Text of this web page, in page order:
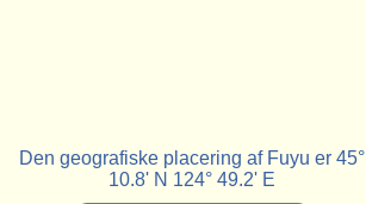
Den geografiske placering af Fuyu er 45°
10.8' N 124° 49.2' E